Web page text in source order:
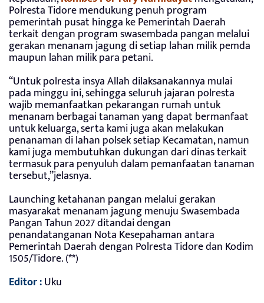
Polresta Tidore mendukung penuh program
pemerintah pusat hingga ke Pemerintah Daerah
terkait dengan program swasembada pangan melalui
gerakan menanam jagung di setiap lahan milik pemda
maupun lahan milik para petani.
“Untuk polresta insya Allah dilaksanakannya mulai
pada minggu ini, sehingga seluruh jajaran polresta
wajib memanfaatkan pekarangan rumah untuk
menanam berbagai tanaman yang dapat bermanfaat
untuk keluarga, serta kami juga akan melakukan
penanaman di lahan polsek setiap Kecamatan, namun
kami juga membutuhkan dukungan dari dinas terkait
termasuk para penyuluh dalam pemanfaatan tanaman
tersebut,”jelasnya.
Launching ketahanan pangan melalui gerakan
masyarakat menanam jagung menuju Swasembada
Pangan Tahun 2027 ditandai dengan
penandatanganan Nota Kesepahaman antara
Pemerintah Daerah dengan Polresta Tidore dan Kodim
1505/Tidore. (**)
Editor :Uku